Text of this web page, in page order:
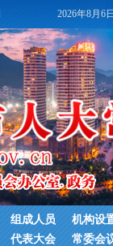
2026年8月6
组成人员
机构设
代表大会 常委会